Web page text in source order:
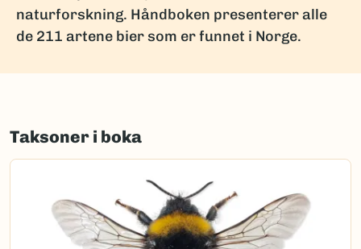
naturforskning. Håndboken presenterer alle
de 211 artene bier som er funnet i Norge.
Taksoner i boka